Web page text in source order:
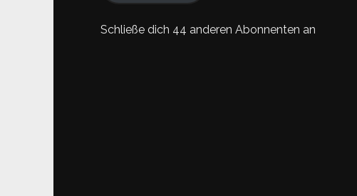
Schließe dich 44 anderen Abonnenten an